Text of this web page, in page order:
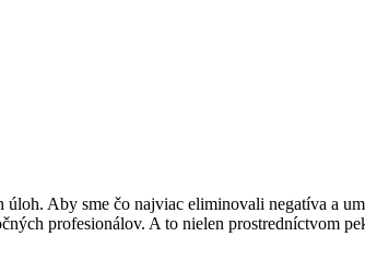
Aby sme čo najviac eliminovali negatíva a
profesionálov. A to nielen prostredníctvom